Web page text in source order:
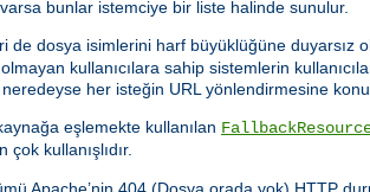
bunlar istemciye bir liste halinde sunulur.
de dosya isimlerini harf büyüklüğüne
kullanıcılara sahip sistemlerin
her isteğin URL yönlendirmesine
eşlemekte kullanılan
çok kullanışlıdır.